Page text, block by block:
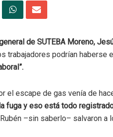
de SUTEBA Moreno,
trabajadores podrían haberse
el escape de gas venía de
fuga y eso está todo
–sin saberlo– salvaron